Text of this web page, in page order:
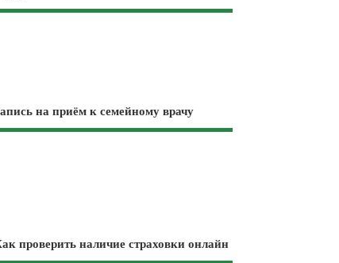
на приём к семейному врачу
проверить наличие страховки онлайн